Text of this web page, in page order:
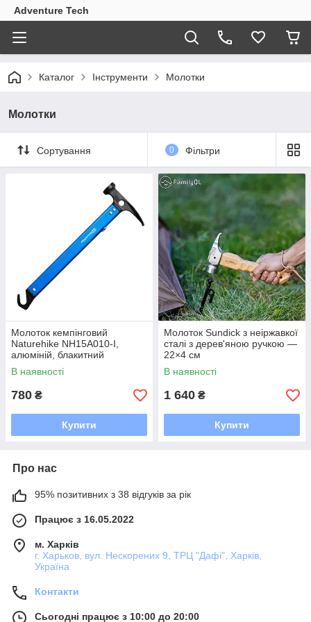
Adventure Tech
Каталог Інструменти Молотки
Молотки
Сортування 0 Фільтри
Молоток кемпінговий
Naturehike NH15A010-I,
алюміній, блакитний
В наявності
780 ₴
Купити
Молоток Sundick з неіржавкої
сталі з дерев'яною ручкою —
22×4 см
В наявності
1 640 ₴
Купити
Про нас
95% позитивних з 38 відгуків за рік
Працює з 16.05.2022
м. Харків
г. Харьков, вул. Нескорених 9, ТРЦ "Дафі", Харків,
Україна
Контакти
Сьогодні працює з 10:00 до 20:00